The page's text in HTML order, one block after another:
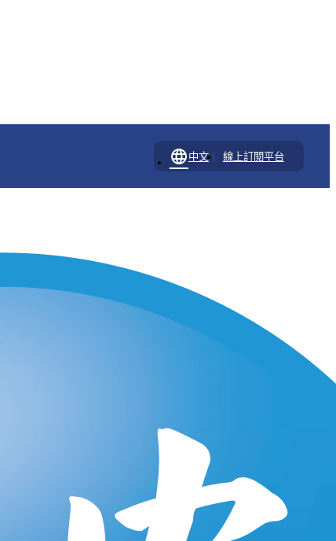
language 中文 | 線上訂閱平台